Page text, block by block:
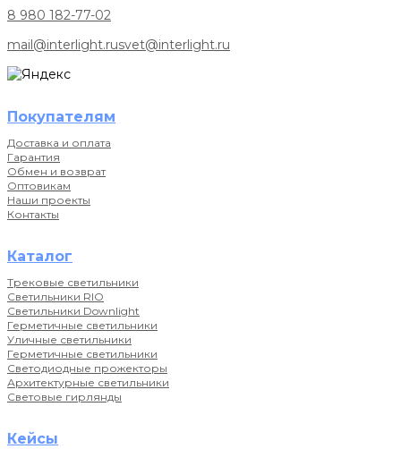
8 980 182-77-02
mail@interlight.rusvet@interlight.ru
Покупателям
Доставка и оплата
Гарантия
Обмен и возврат
Оптовикам
Наши проекты
Контакты
Каталог
Трековые светильники
Светильники RIO
Светильники Downlight
Герметичные светильники
Уличные светильники
Герметичные светильники
Светодиодные прожекторы
Архитектурные светильники
Световые гирлянды
Кейсы